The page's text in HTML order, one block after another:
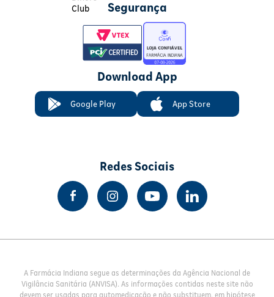
Segurança
Download App
Google Play App Store
Redes Sociais
A Farmácia Indiana segue as determinações da Agência Nacional de
Vigilância Sanitária (ANVISA). As informações contidas neste site não
devem ser usadas para automedicação e não substituem, em hipótese